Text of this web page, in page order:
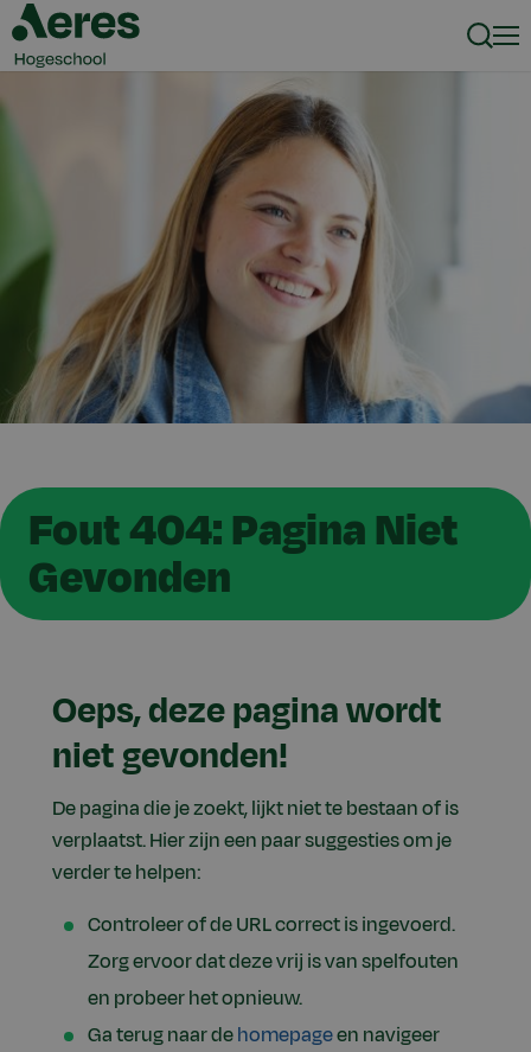
Fout 404: Pagina Niet
Gevonden
Oeps, deze pagina wordt
niet gevonden!
De pagina die je zoekt, lijkt niet te bestaan of is
verplaatst. Hier zijn een paar suggesties om je
verder te helpen:
Controleer of de URL correct is ingevoerd.
Zorg ervoor dat deze vrij is van spelfouten
en probeer het opnieuw.
Ga terug naar dehomepageen navigeer